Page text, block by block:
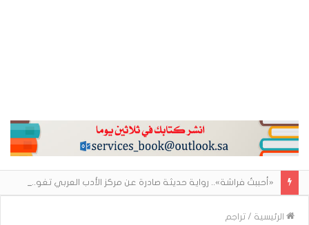
«أحببتُ فراشة».. رواية حديثة صادرة عن مركز الأدب العربي تغوص في هشاشة الحب وصراعات الذات
الرئيسية / تراجم